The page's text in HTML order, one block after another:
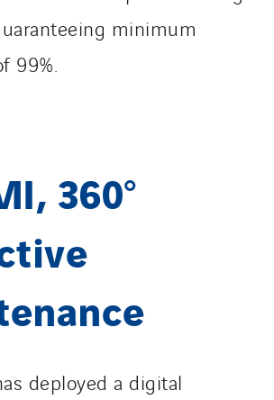
minimum
99%.
360°
deployed a digital
Services